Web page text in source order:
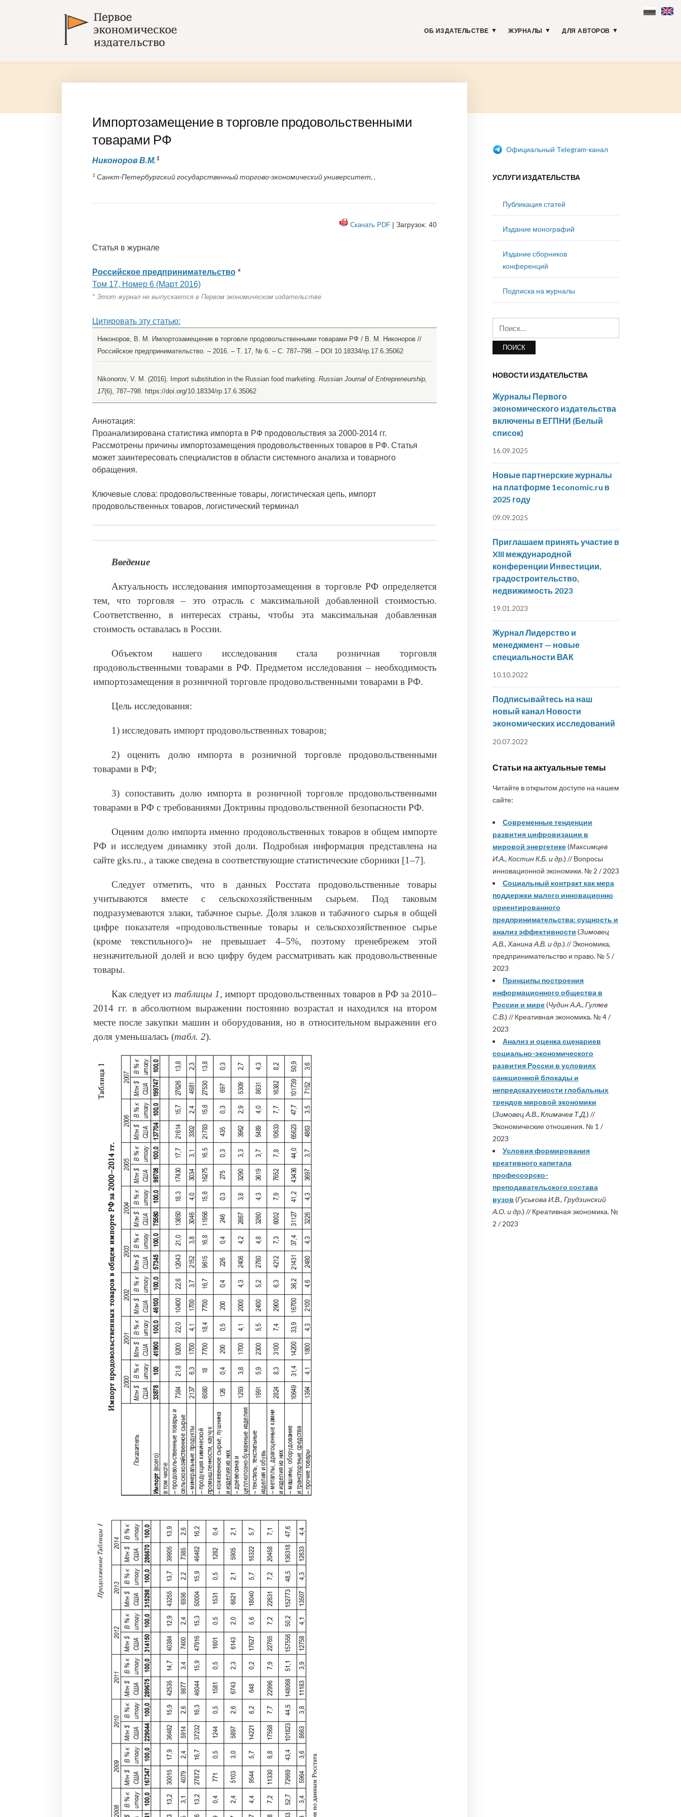
ОБ ИЗДАТЕЛЬСТВЕ ЖУРНАЛЫ ДЛЯ АВТОРОВ
Импортозамещение в торговле продовольственными
товарами РФ
Никоноров В.М.1
1 Санкт-Петербургский государственный торгово-экономический университет, ,
Скачать PDF | Загрузок: 40
Статья в журнале
Российское предпринимательство *
Том 17, Номер 6 (Март 2016)
* Этот журнал не выпускается в Первом экономическом издательстве
Цитировать эту статью:
Никоноров, В. М. Импортозамещение в торговле продовольственными товарами РФ / В. М. Никоноров //
Российское предпринимательство. – 2016. – Т. 17, № 6. – С. 787–798. – DOI 10.18334/rp.17.6.35062
Nikonorov, V. M. (2016). Import substitution in the Russian food marketing. Russian Journal of Entrepreneurship,
17(6), 787–798. https://doi.org/10.18334/rp.17.6.35062
Аннотация:
Проанализирована статистика импорта в РФ продовольствия за 2000-2014 гг.
Рассмотрены причины импортозамещения продовольственных товаров в РФ. Статья
может заинтересовать специалистов в области системного анализа и товарного
обращения.
Ключевые слова: продовольственные товары, логистическая цепь, импорт
продовольственных товаров, логистический терминал
Введение
Актуальность исследования импортозамещения в торговле РФ определяется
тем, что торговля – это отрасль с максимальной добавленной стоимостью.
Соответственно, в интересах страны, чтобы эта максимальная добавленная
стоимость оставалась в России.
Объектом нашего исследования стала розничная торговля
продовольственными товарами в РФ. Предметом исследования – необходимость
импортозамещения в розничной торговле продовольственными товарами в РФ.
Цель исследования:
1) исследовать импорт продовольственных товаров;
2) оценить долю импорта в розничной торговле продовольственными
товарами в РФ;
3) сопоставить долю импорта в розничной торговле продовольственными
товарами в РФ с требованиями Доктрины продовольственной безопасности РФ.
Оценим долю импорта именно продовольственных товаров в общем импорте
РФ и исследуем динамику этой доли. Подробная информация представлена на
сайте gks.ru., а также сведена в соответствующие статистические сборники [1–7].
Следует отметить, что в данных Росстата продовольственные товары
учитываются вместе с сельскохозяйственным сырьем. Под таковым
подразумеваются злаки, табачное сырье. Доля злаков и табачного сырья в общей
цифре показателя «продовольственные товары и сельскохозяйственное сырье
(кроме текстильного)» не превышает 4–5%, поэтому пренебрежем этой
незначительной долей и всю цифру будем рассматривать как продовольственные
товары.
Как следует из таблицы 1, импорт продовольственных товаров в РФ за 2010–
2014 гг. в абсолютном выражении постоянно возрастал и находился на втором
месте после закупки машин и оборудования, но в относительном выражении его
доля уменьшалась (табл. 2).
Официальный Telegram-канал
УСЛУГИ ИЗДАТЕЛЬСТВА
Публикация статей
Издание монографий
Издание сборников
конференций
Подписка на журналы
НОВОСТИ ИЗДАТЕЛЬСТВА
Журналы Первого
экономического издательства
включены в ЕГПНИ (Белый
список)
16.09.2025
Новые партнерские журналы
на платформе 1economic.ru в
2025 году
09.09.2025
Приглашаем принять участие в
XIII международной
конференции Инвестиции,
градостроительство,
недвижимость 2023
19.01.2023
Журнал Лидерство и
менеджмент — новые
специальности ВАК
10.10.2022
Подписывайтесь на наш
новый канал Новости
экономических исследований
20.07.2022
Статьи на актуальные темы
Читайте в открытом доступе на нашем
сайте:
Современные тенденции
развития цифровизации в
мировой энергетике(Максимцев
И.А., Костин К.Б. и др.) // Вопросы
инновационной экономики. № 2 / 2023
Социальный контракт как мера
поддержки малого инновационно
ориентированного
предпринимательства: сущность и
анализ эффективности (Зимовец
А.В., Ханина А.В. и др.) // Экономика,
предпринимательство и право. № 5 /
2023
Принципы построения
информационного общества в
России и мире(Чудин А.А., Гуляев
С.В.) // Креативная экономика. № 4 /
2023
Анализ и оценка сценариев
социально-экономического
развития России в условиях
санкционной блокады и
непредсказуемости глобальных
трендов мировой экономики
(Зимовец А.В., Климачев Т.Д.) //
Экономические отношения. № 1 /
2023
Условия формирования
креативного капитала
профессорско-
преподавательского состава
вузов (Гуськова И.В., Грудзинский
А.О. и др.) // Креативная экономика. №
2 / 2023